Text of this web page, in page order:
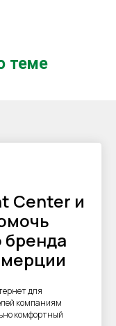
теме
Center и
бренда
для
компаниям
комфортный